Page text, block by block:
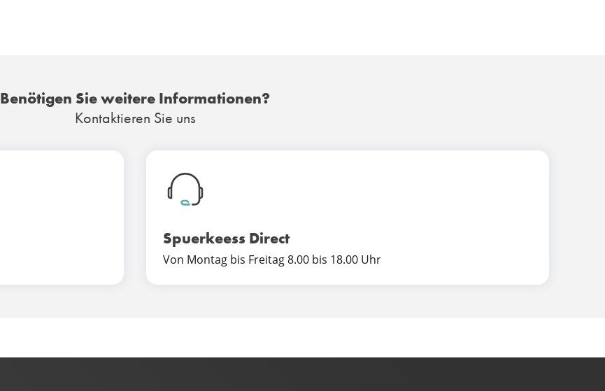
Benötigen Sie weitere Informationen?
Kontaktieren Sie uns
Spuerkeess Direct
Von Montag bis Freitag 8.00 bis 18.00 Uhr